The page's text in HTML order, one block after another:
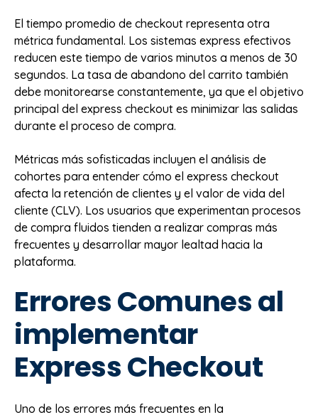
El tiempo promedio de checkout representa otra
métrica fundamental. Los sistemas express efectivos
reducen este tiempo de varios minutos a menos de 30
segundos. La tasa de abandono del carrito también
debe monitorearse constantemente, ya que el objetivo
principal del express checkout es minimizar las salidas
durante el proceso de compra.
Métricas más sofisticadas incluyen el análisis de
cohortes para entender cómo el express checkout
afecta la retención de clientes y el valor de vida del
cliente (CLV). Los usuarios que experimentan procesos
de compra fluidos tienden a realizar compras más
frecuentes y desarrollar mayor lealtad hacia la
plataforma.
Errores Comunes al
implementar
Express Checkout
Uno de los errores más frecuentes en la